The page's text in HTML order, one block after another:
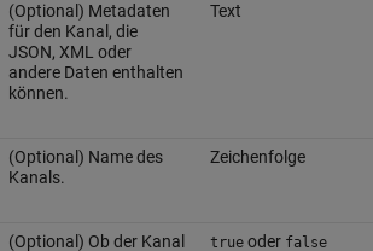
(Optional) Metadaten
für den Kanal, die
JSON, XML oder
andere Daten enthalten
können.
Text
(Optional) Name des
Kanals.
Zeichenfolge
(Optional) Ob der Kanal trueoder false